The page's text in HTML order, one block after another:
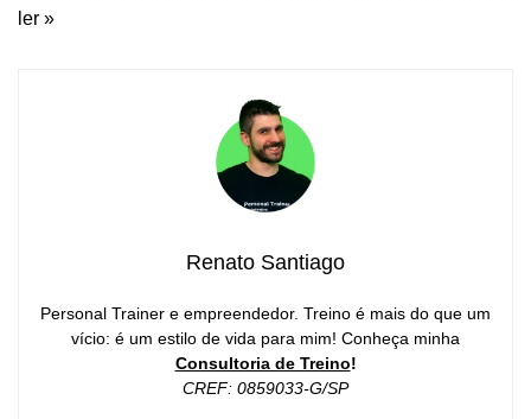
ler »
Renato Santiago
Personal Trainer e empreendedor. Treino é mais do que um
vício: é um estilo de vida para mim! Conheça minha
Consultoria de Treino!
CREF: 0859033-G/SP